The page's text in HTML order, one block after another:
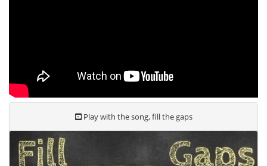
Play with the song, fill the gaps